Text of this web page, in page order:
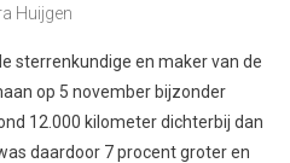
Huijgen
sterrenkundige en maker van de
op 5 november bijzonder
12.000 kilometer dichterbij dan
daardoor 7 procent groter en